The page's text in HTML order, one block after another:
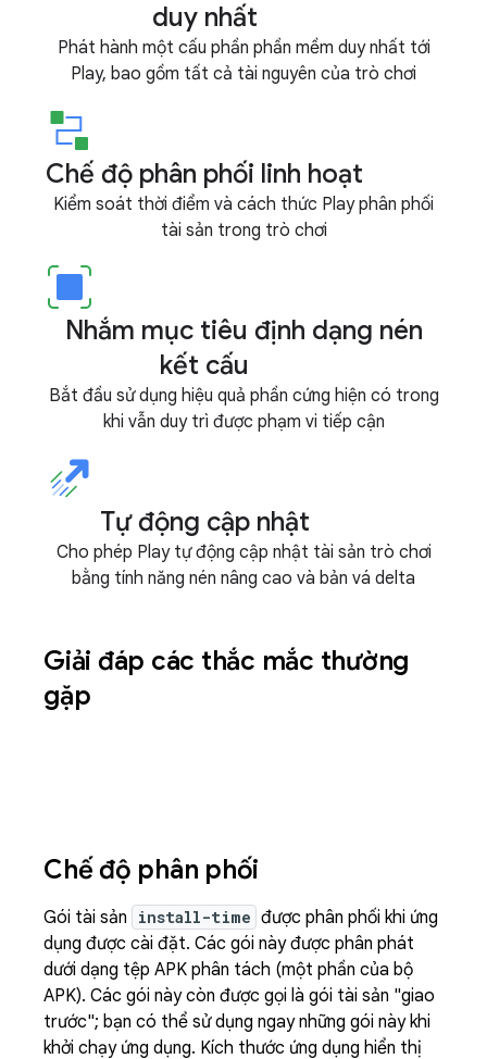
duy nhất
Phát hành một cấu phần phần mềm duy nhất tới
Play, bao gồm tất cả tài nguyên của trò chơi
Chế độ phân phối linh hoạt
Kiểm soát thời điểm và cách thức Play phân phối
tài sản trong trò chơi
Nhắm mục tiêu định dạng nén
kết cấu
Bắt đầu sử dụng hiệu quả phần cứng hiện có trong
khi vẫn duy trì được phạm vi tiếp cận
Tự động cập nhật
Cho phép Play tự động cập nhật tài sản trò chơi
bằng tính năng nén nâng cao và bản vá delta
Giải đáp các thắc mắc thường
gặp
Chế độ phân phối
Gói tài sản install-time được phân phối khi ứng
dụng được cài đặt. Các gói này được phân phát
dưới dạng tệp APK phân tách (một phần của bộ
APK). Các gói này còn được gọi là gói tài sản "giao
trước"; bạn có thể sử dụng ngay những gói này khi
khởi chạy ứng dụng. Kích thước ứng dụng hiển thị